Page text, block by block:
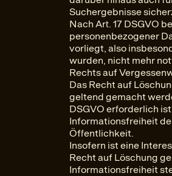
Suchergebnisse
Nach Art. 17 DSGVO
personenbezogener
vorliegt, also
wurden, nicht mehr
Rechts auf
Das Recht auf
geltend gemacht
DSGVO erforderlich
Informationsfreiheit
Öffentlichkeit.
Insofern ist eine
Recht auf Löschung
Informationsfreiheit